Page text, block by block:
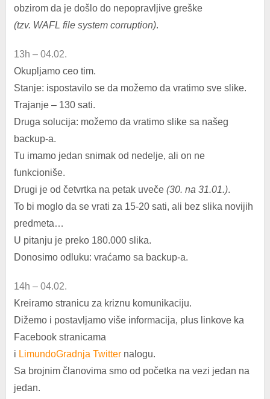
obzirom da je došlo do nepopravljive greške
(tzv. WAFL file system corruption).
13h – 04.02.
Okupljamo ceo tim.
Stanje: ispostavilo se da možemo da vratimo sve slike.
Trajanje – 130 sati.
Druga solucija: možemo da vratimo slike sa našeg
backup-a.
Tu imamo jedan snimak od nedelje, ali on ne
funkcioniše.
Drugi je od četvrtka na petak uveče (30. na 31.01.).
To bi moglo da se vrati za 15-20 sati, ali bez slika novijih
predmeta…
U pitanju je preko 180.000 slika.
Donosimo odluku: vraćamo sa backup-a.
14h – 04.02.
Kreiramo stranicu za kriznu komunikaciju.
Dižemo i postavljamo više informacija, plus linkove ka
Facebook stranicama
i LimundoGradnja Twitternalogu.
Sa brojnim članovima smo od početka na vezi jedan na
jedan.